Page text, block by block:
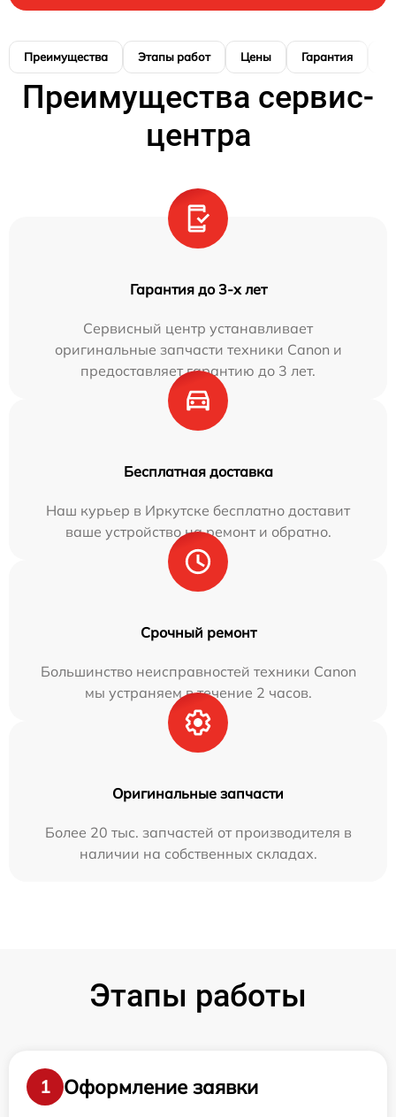
Преимущества Этапы работ Цены Гарантия
Преимущества сервис-
центра
Гарантия до 3-х лет
Сервисный центр устанавливает
оригинальные запчасти техники Canon и
предоставляет гарантию до 3 лет.
Бесплатная доставка
Наш курьер в Иркутске бесплатно доставит
ваше устройство на ремонт и обратно.
Срочный ремонт
Большинство неисправностей техники Canon
мы устраняем в течение 2 часов.
Оригинальные запчасти
Более 20 тыс. запчастей от производителя в
наличии на собственных складах.
Этапы работы
1
Оформление заявки